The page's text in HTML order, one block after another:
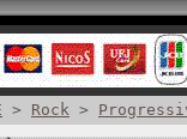
> Rock >